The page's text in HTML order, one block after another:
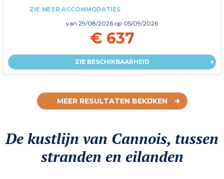
ZIE MEER ACCOMMODATIES
van 29/08/2026 op 05/09/2026
€ 637
ZIE BESCHIKBAARHEID
MEER RESULTATEN BEKIJKEN
De kustlijn van Cannois, tussen
stranden en eilanden